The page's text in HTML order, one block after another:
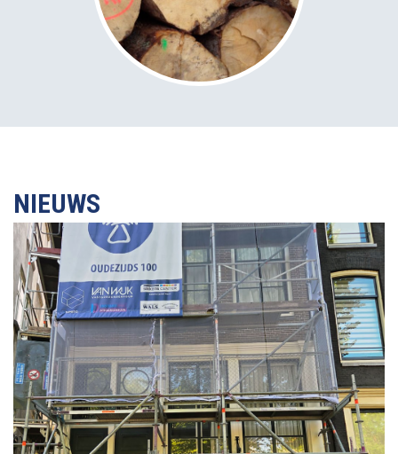
NIEUWS